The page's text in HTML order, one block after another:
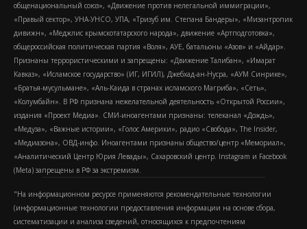
общенациональный союз», «Движение против нелегальной иммиграции»,
«Правый сектор», УНА-УНСО, УПА, «Тризуб им. Степана Бандеры», «Мизантропик
дивижн», «Меджлис крымскотатарского народа», движение «Артподготовка»,
общероссийская политическая партия «Воля», АУЕ, батальоны «Азов» и «Айдар».
Признаны террористическими и запрещены: «Движение Талибан», «Имарат
Кавказ», «Исламское государство» (ИГ, ИГИЛ), Джебхад-ан-Нусра, «АУМ Синрике»,
«Братья-мусульмане», «Аль-Каида в странах исламского Магриба», «Сеть»,
«Колумбайн». В РФ признана нежелательной деятельность «Открытой России»,
издания «Проект Медиа». СМИ-иноагентами признаны: телеканал «Дождь»,
«Медуза», «Важные истории», «Голос Америки», радио «Свобода», The Insider,
«Медиазона», ОВД-инфо. Иноагентами признаны общество/центр «Мемориал»,
«Аналитический Центр Юрия Левады», Сахаровский центр. Instagram и Facebook
(Metа) запрещены в РФ за экстремизм.
"На информационном ресурсе применяются рекомендательные технологии
(информационные технологии предоставления информации на основе сбора,
систематизации и анализа сведений, относящихся к предпочтениям